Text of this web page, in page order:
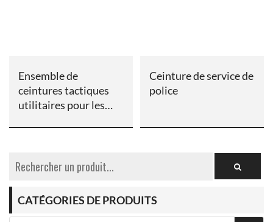
Ensemble de
ceintures tactiques
utilitaires pour les
Ceinture de service de
police
CATÉGORIES DE PRODUITS